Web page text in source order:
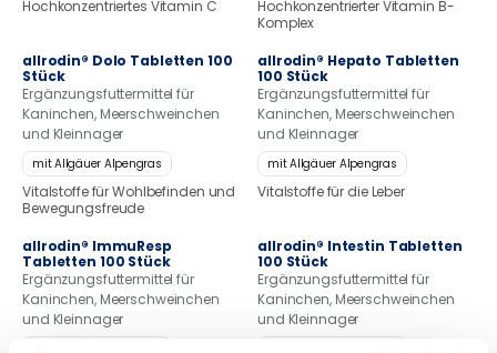
Hochkonzentriertes Vitamin C
Hochkonzentrierter Vitamin B-
Komplex
allrodin® Dolo Tabletten 100
Stück
Ergänzungsfuttermittel für
Kaninchen, Meerschweinchen
und Kleinnager
mit Allgäuer Alpengras
Vitalstoffe für Wohlbefinden und
Bewegungsfreude
allrodin® Hepato Tabletten
100 Stück
Ergänzungsfuttermittel für
Kaninchen, Meerschweinchen
und Kleinnager
mit Allgäuer Alpengras
Vitalstoffe für die Leber
allrodin® ImmuResp
Tabletten 100 Stück
Ergänzungsfuttermittel für
Kaninchen, Meerschweinchen
und Kleinnager
allrodin® Intestin Tabletten
100 Stück
Ergänzungsfuttermittel für
Kaninchen, Meerschweinchen
und Kleinnager